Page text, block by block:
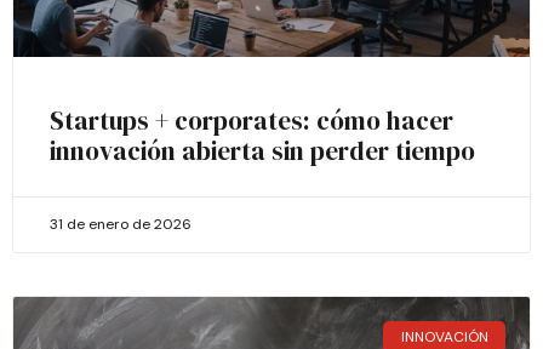
Startups + corporates: cómo hacer
innovación abierta sin perder tiempo
31 de enero de 2026
INNOVACIÓN